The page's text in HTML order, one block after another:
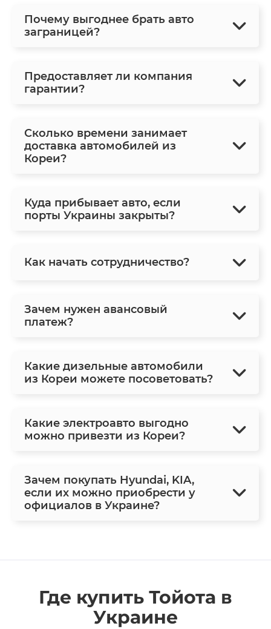
Почему выгоднее брать авто
заграницей?
Предоставляет ли компания
гарантии?
Сколько времени занимает
доставка автомобилей из
Кореи?
Куда прибывает авто, если
порты Украины закрыты?
Как начать сотрудничество?
Зачем нужен авансовый
платеж?
Какие дизельные автомобили
из Кореи можете посоветовать?
Какие электроавто выгодно
можно привезти из Кореи?
Зачем покупать Hyundai, KIA,
если их можно приобрести у
официалов в Украине?
Где купить Тойота в
Украине